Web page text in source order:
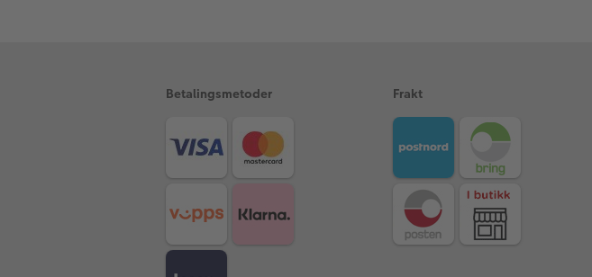
Betalingsmetoder Frakt